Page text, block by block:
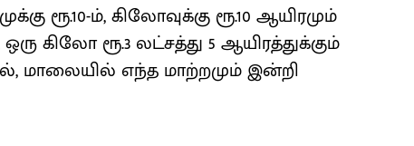
ரூ.10-ம், கிலோவுக்கு ரூ.10 ஆயிரமும்
ஒரு கிலோ ரூ.3 லட்சத்து 5 ஆயிரத்துக்கும்
மாலையில் எந்த மாற்றமும் இன்றி